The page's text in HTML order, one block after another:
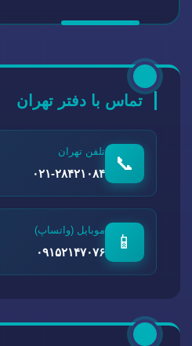
تماس با دفتر تهران
📞
تلفن تهران
۰۲۱-۲۸۴۲۱۰۸۴
📱
موبایل (واتساپ)
۰۹۱۵۲۱۴۷۰۷۶